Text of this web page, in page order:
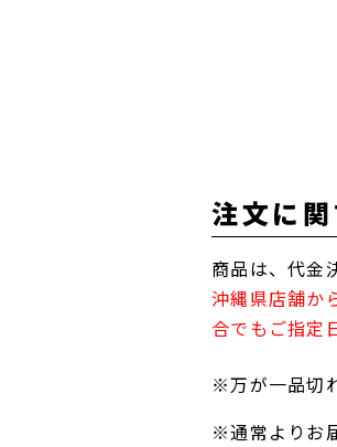
注文に
商品は、代金
沖縄県店舗か
合でもご指定
※万が一品切
※通常よりお